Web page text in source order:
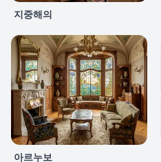
지중해의
아르누보